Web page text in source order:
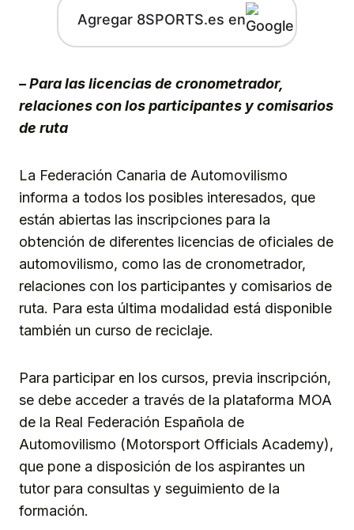
Agregar 8SPORTS.es en
– Para las licencias de cronometrador,
relaciones con los participantes y comisarios
de ruta
La Federación Canaria de Automovilismo
informa a todos los posibles interesados, que
están abiertas las inscripciones para la
obtención de diferentes licencias de oficiales de
automovilismo, como las de cronometrador,
relaciones con los participantes y comisarios de
ruta. Para esta última modalidad está disponible
también un curso de reciclaje.
Para participar en los cursos, previa inscripción,
se debe acceder a través de la plataforma MOA
de la Real Federación Española de
Automovilismo (Motorsport Officials Academy),
que pone a disposición de los aspirantes un
tutor para consultas y seguimiento de la
formación.